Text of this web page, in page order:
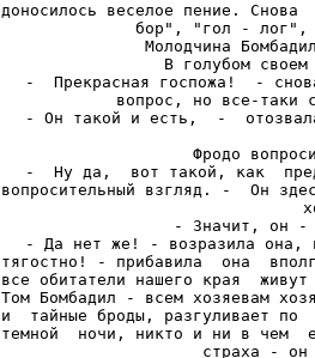
доносилось веселое пение.
бор", "гол - лог",
Молодчина
В голубом
-  Прекрасная госпожа!  -
вопрос, но все-таки
- Он такой и есть,  -
Фродо
-  Ну да,  вот такой, как
вопросительный взгляд. -  Он
- Значит, он -
- Да нет же! - возразила она,
тягостно! - прибавила  она
все обитатели нашего края
Том Бомбадил - всем хозяевам
и  тайные броды, разгуливает
темной  ночи, никто и ни в чем
страха - он